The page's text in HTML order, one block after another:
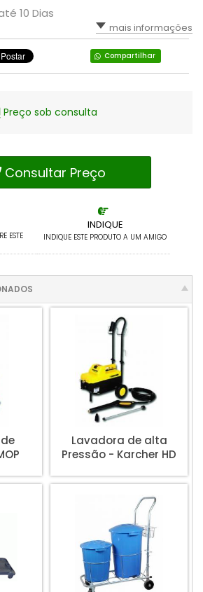
10 Dias
mais informações
Compartilhar
ESTE
INDIQUE
INDIQUE ESTE PRODUTO A UM AMIGO
Preço sob consulta
Consultar Preço
Lavadora de alta
Pressão - Karcher HD